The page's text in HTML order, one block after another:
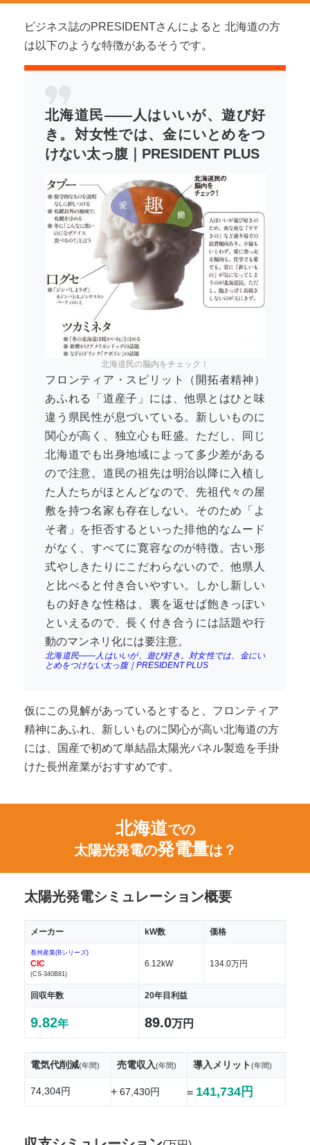
ビジネス誌のPRESIDENTさんによると 北海道の方
は以下のような特徴があるそうです。
北海道民――人はいいが、遊び好
き。対女性では、金にいとめをつ
けない太っ腹｜PRESIDENT PLUS
北海道民の脳内をチェック！
フロンティア・スピリット（開拓者精神）
あふれる「道産子」には、他県とはひと味
違う県民性が息づいている。新しいものに
関心が高く、独立心も旺盛。ただし、同じ
北海道でも出身地域によって多少差がある
ので注意。道民の祖先は明治以降に入植し
た人たちがほとんどなので、先祖代々の屋
敷を持つ名家も存在しない。そのため「よ
そ者」を拒否するといった排他的なムード
がなく、すべてに寛容なのが特徴。古い形
式やしきたりにこだわらないので、他県人
と比べると付き合いやすい。しかし新しい
もの好きな性格は、裏を返せば飽きっぽい
といえるので、長く付き合うには話題や行
動のマンネリ化には要注意。
北海道民――人はいいが、遊び好き。対女性では、金にい
とめをつけない太っ腹｜PRESIDENT PLUS
仮にこの見解があっているとすると、フロンティア
精神にあふれ、新しいものに関心が高い北海道の方
には、国産で初めて単結晶太陽光パネル製造を手掛
けた長州産業がおすすめです。
北海道での
太陽光発電の発電量は？
太陽光発電シミュレーション概要
メーカー kW数 価格
長州産業(Bシリーズ)
CIC
(CS-340B81)
6.12kW 134.0万円
回収年数 20年目利益
9.82年 89.0万円
電気代削減(年間) 売電収入(年間) 導入メリット(年間)
74,304円 +67,430円 = 141,734円